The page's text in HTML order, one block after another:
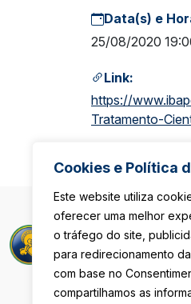
Cookies e Política
Este website utiliza
oferecer uma melhor
o tráfego do site,
para redirecionamento
com base no
compartilhamos as
Data(s) e
25/08/2020
Link:
https://
Tratamento-